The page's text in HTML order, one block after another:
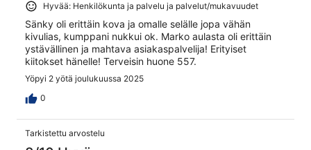
Hyvää: Henkilökunta ja palvelu ja palvelut/mukavuudet
Sänky oli erittäin kova ja omalle selälle jopa vähän
kivulias, kumppani nukkui ok. Marko aulasta oli erittäin
ystävällinen ja mahtava asiakaspalvelija! Erityiset
kiitokset hänelle! Terveisin huone 557.
Yöpyi 2 yötä joulukuussa 2025
0
Tarkistettu arvostelu